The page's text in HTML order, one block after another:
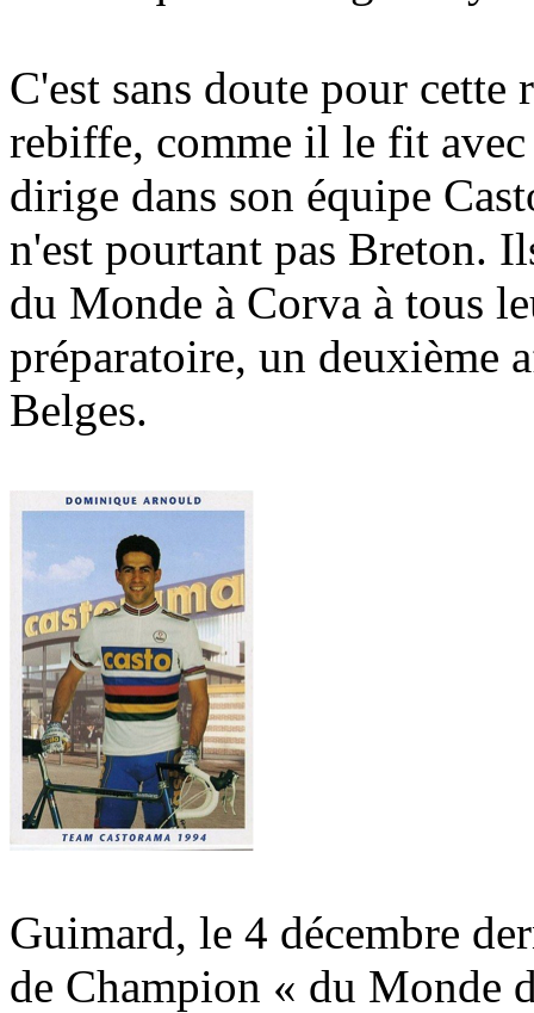
C'est sans doute pour
rebiffe, comme il le fit
dirige dans son équipe
n'est pourtant pas Breton.
du Monde à Corva à tous
préparatoire, un deuxième
Belges.
Guimard, le 4 décembre
de Champion « du Monde